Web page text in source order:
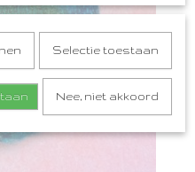
Selectie toestaan
Nee, niet akkoord